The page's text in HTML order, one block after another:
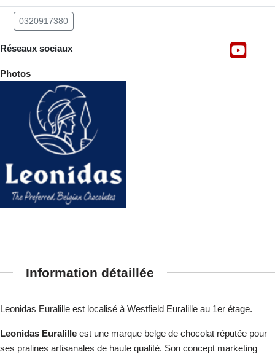
0320917380
Réseaux sociaux
Photos
Information détaillée
Leonidas Euralille est localisé à Westfield Euralille au 1er étage.
Leonidas Euralille est une marque belge de chocolat réputée pour
ses pralines artisanales de haute qualité. Son concept marketing